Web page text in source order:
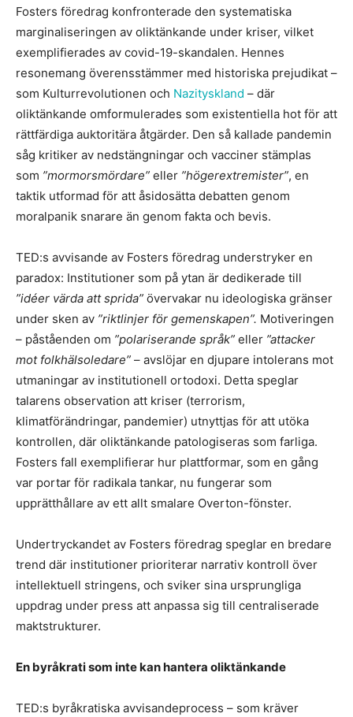
Fosters föredrag konfronterade den systematiska
marginaliseringen av oliktänkande under kriser, vilket
exemplifierades av covid-19-skandalen. Hennes
resonemang överensstämmer med historiska prejudikat –
som Kulturrevolutionen och Nazityskland – där
oliktänkande omformulerades som existentiella hot för att
rättfärdiga auktoritära åtgärder. Den så kallade pandemin
såg kritiker av nedstängningar och vacciner stämplas
som ”mormorsmördare” eller ”högerextremister”, en
taktik utformad för att åsidosätta debatten genom
moralpanik snarare än genom fakta och bevis.
TED:s avvisande av Fosters föredrag understryker en
paradox: Institutioner som på ytan är dedikerade till
”idéer värda att sprida” övervakar nu ideologiska gränser
under sken av ”riktlinjer för gemenskapen”. Motiveringen
– påståenden om ”polariserande språk” eller ”attacker
mot folkhälsoledare” – avslöjar en djupare intolerans mot
utmaningar av institutionell ortodoxi. Detta speglar
talarens observation att kriser (terrorism,
klimatförändringar, pandemier) utnyttjas för att utöka
kontrollen, där oliktänkande patologiseras som farliga.
Fosters fall exemplifierar hur plattformar, som en gång
var portar för radikala tankar, nu fungerar som
upprätthållare av ett allt smalare Overton-fönster.
Undertryckandet av Fosters föredrag speglar en bredare
trend där institutioner prioriterar narrativ kontroll över
intellektuell stringens, och sviker sina ursprungliga
uppdrag under press att anpassa sig till centraliserade
maktstrukturer.
En byråkrati som inte kan hantera oliktänkande
TED:s byråkratiska avvisandeprocess – som kräver